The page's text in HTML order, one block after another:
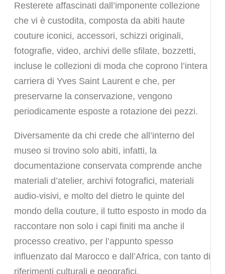
Resterete affascinati dall’imponente collezione
che vi è custodita, composta da abiti haute
couture iconici, accessori, schizzi originali,
fotografie, video, archivi delle sfilate, bozzetti,
incluse le collezioni di moda che coprono l’intera
carriera di Yves Saint Laurent e che, per
preservarne la conservazione, vengono
periodicamente esposte a rotazione dei pezzi.
Diversamente da chi crede che all’interno del
museo si trovino solo abiti, infatti, la
documentazione conservata comprende anche
materiali d’atelier, archivi fotografici, materiali
audio-visivi, e molto del dietro le quinte del
mondo della couture, il tutto esposto in modo da
raccontare non solo i capi finiti ma anche il
processo creativo, per l’appunto spesso
influenzato dal Marocco e dall’Africa, con tanto di
riferimenti culturali e geografici.